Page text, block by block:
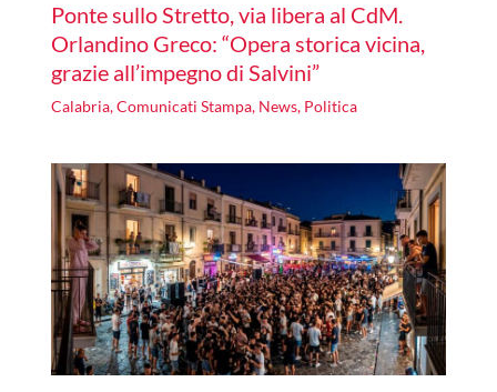
Ponte sullo Stretto, via libera al CdM.
Orlandino Greco: “Opera storica vicina,
grazie all’impegno di Salvini”
Calabria,Comunicati Stampa, News, Politica